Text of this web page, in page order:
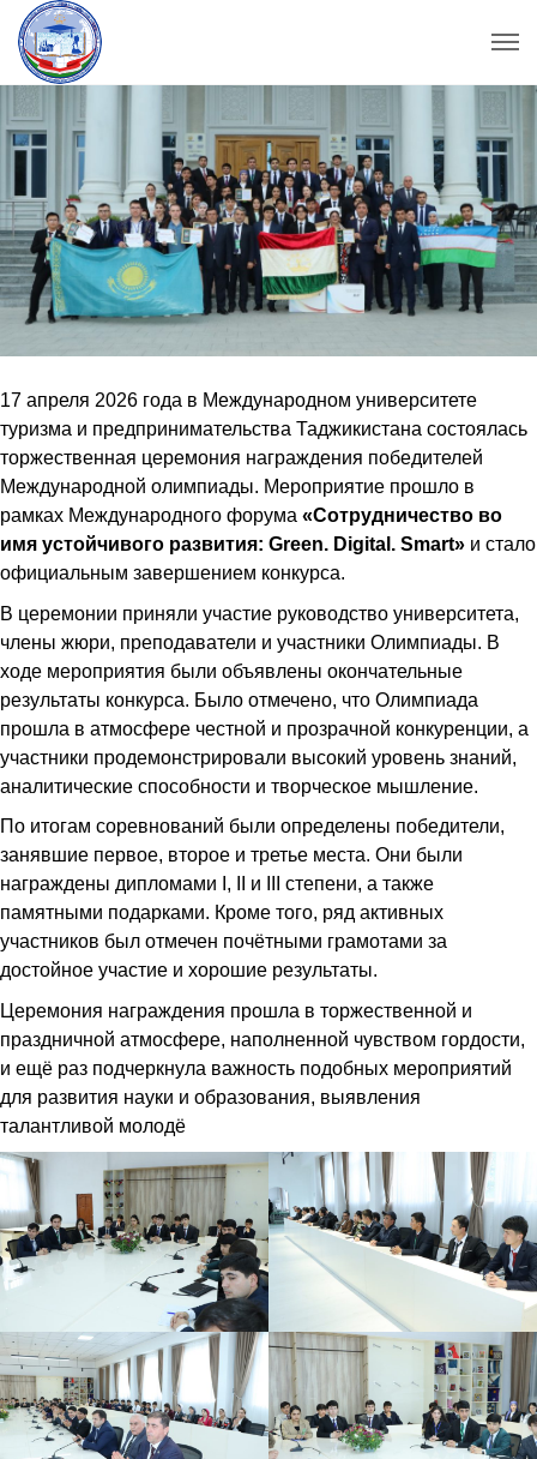
17 апреля 2026 года в Международном университете
туризма и предпринимательства Таджикистана состоялась
торжественная церемония награждения победителей
Международной олимпиады. Мероприятие прошло в
рамках Международного форума «Сотрудничество во
имя устойчивого развития: Green. Digital. Smart» и стало
официальным завершением конкурса.
В церемонии приняли участие руководство университета,
члены жюри, преподаватели и участники Олимпиады. В
ходе мероприятия были объявлены окончательные
результаты конкурса. Было отмечено, что Олимпиада
прошла в атмосфере честной и прозрачной конкуренции, а
участники продемонстрировали высокий уровень знаний,
аналитические способности и творческое мышление.
По итогам соревнований были определены победители,
занявшие первое, второе и третье места. Они были
награждены дипломами I, II и III степени, а также
памятными подарками. Кроме того, ряд активных
участников был отмечен почётными грамотами за
достойное участие и хорошие результаты.
Церемония награждения прошла в торжественной и
праздничной атмосфере, наполненной чувством гордости,
и ещё раз подчеркнула важность подобных мероприятий
для развития науки и образования, выявления
талантливой молодё